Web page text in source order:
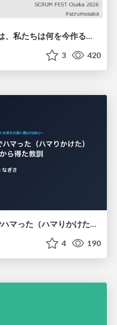
AIは実装を速くする。では、私たちは何を今作るべきか？－立場を越えてリリースに向き合ったチーム開発の実践 / 20260801 Hiromi Nakaya and Naoki Takahashi
3 420
AWS ネットワーク構築でハマった（ハマりかけた） 5選とそこから得た教訓
4 190